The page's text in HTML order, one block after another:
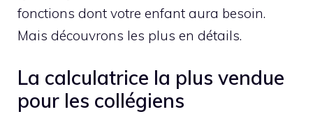
fonctions dont votre enfant aura besoin.
Mais découvrons les plus en détails.
La calculatrice la plus vendue
pour les collégiens